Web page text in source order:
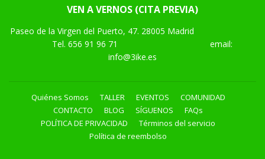
VEN A VERNOS (CITA PREVIA)
Paseo de la Virgen del Puerto, 47. 28005 Madrid
Tel. 656 91 96 71
email:
info@3ike.es
Quiénes Somos TALLER EVENTOS
COMUNIDAD
CONTACTO
BLOG SÍGUENOS
FAQs
POLÍTICA DE PRIVACIDAD
Términos del servicio
Política de reembolso